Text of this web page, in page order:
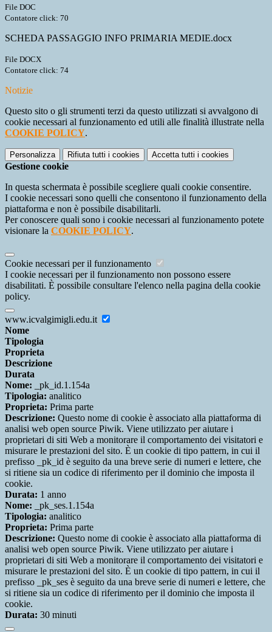
File DOC
Contatore click: 70
SCHEDA PASSAGGIO INFO PRIMARIA MEDIE.docx
File DOCX
Contatore click: 74
Notizie
Questo sito o gli strumenti terzi da questo utilizzati si avvalgono di
cookie necessari al funzionamento ed utili alle finalità illustrate nella
COOKIE POLICY.
Personalizza Rifiuta tutti i cookies Accetta tutti i cookies
Gestione cookie
In questa schermata è possibile scegliere quali cookie consentire.
I cookie necessari sono quelli che consentono il funzionamento della
piattaforma e non è possibile disabilitarli.
Per conoscere quali sono i cookie necessari al funzionamento potete
visionare la COOKIE POLICY.
Cookie necessari per il funzionamento
I cookie necessari per il funzionamento non possono essere
disabilitati. È possibile consultare l'elenco nella pagina della cookie
policy.
www.icvalgimigli.edu.it
Nome
Tipologia
Proprieta
Descrizione
Durata
Nome: _pk_id.1.154a
Tipologia: analitico
Proprieta: Prima parte
Descrizione: Questo nome di cookie è associato alla piattaforma di
analisi web open source Piwik. Viene utilizzato per aiutare i
proprietari di siti Web a monitorare il comportamento dei visitatori e
misurare le prestazioni del sito. È un cookie di tipo pattern, in cui il
prefisso _pk_id è seguito da una breve serie di numeri e lettere, che
si ritiene sia un codice di riferimento per il dominio che imposta il
cookie.
Durata: 1 anno
Nome: _pk_ses.1.154a
Tipologia: analitico
Proprieta: Prima parte
Descrizione: Questo nome di cookie è associato alla piattaforma di
analisi web open source Piwik. Viene utilizzato per aiutare i
proprietari di siti Web a monitorare il comportamento dei visitatori e
misurare le prestazioni del sito. È un cookie di tipo pattern, in cui il
prefisso _pk_ses è seguito da una breve serie di numeri e lettere, che
si ritiene sia un codice di riferimento per il dominio che imposta il
cookie.
Durata: 30 minuti